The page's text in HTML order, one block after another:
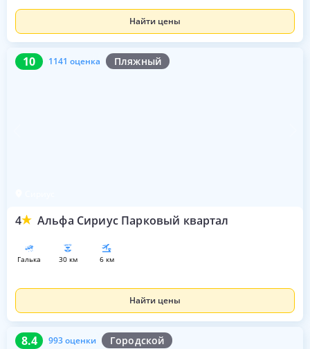
Найти цены
10 1141 оценка Пляжный
4 Альфа Сириус Парковый квартал
10 1141 оценка
галька 30 км 6 км
Найти цены
8.4 993 оценки Городской
8.4 993 оценки